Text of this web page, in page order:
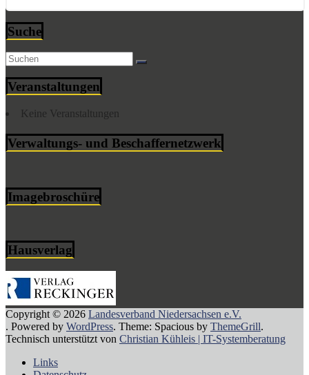
Suche
Veranstaltungen
Keine Veranstaltungen
Verwaltungs- und Beschaffernetzwerk
Imagebroschüre
Hausverlag
Copyright © 2026 Landesverband Niedersachsen e.V.
. Powered by WordPress. Theme: Spacious by ThemeGrill.
Technisch unterstützt von Christian Kühleis | IT-Systemberatung
Links